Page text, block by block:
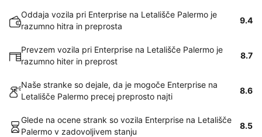
Oddaja vozila pri Enterprise na Letališče Palermo je
razumno hitra in preprosta
9.4
Prevzem vozila pri Enterprise na Letališče Palermo je
razumno hiter in preprost
8.7
Naše stranke so dejale, da je mogoče Enterprise na
Letališče Palermo precej preprosto najti
8.6
Glede na ocene strank so vozila Enterprise na Letališče
Palermo v zadovoljivem stanju
8.5